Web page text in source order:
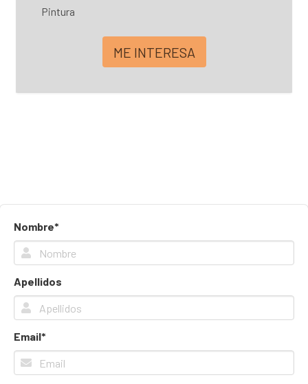
Pintura
ME INTERESA
Nombre*
Apellidos
Email*